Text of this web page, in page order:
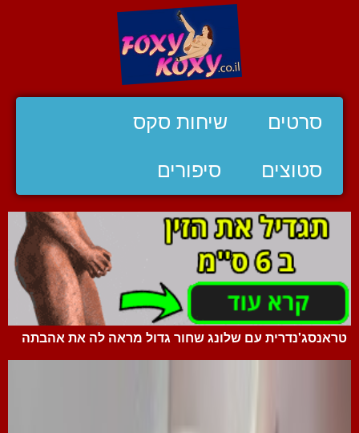
סרטים שיחות סקס
סטוצים סיפורים
טראנסג'נדרית עם שלונג שחור גדול מראה לה את אהבתה